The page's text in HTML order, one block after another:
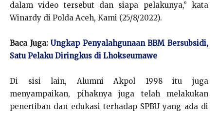
dalam video tersebut dan siapa pelakunya,” kata
Winardy di Polda Aceh, Kami (25/8/2022).
Baca Juga:Ungkap Penyalahgunaan BBM Bersubsidi,
Satu Pelaku Diringkus di Lhokseumawe
Di sisi lain, Alumni Akpol 1998 itu juga
menyampaikan, pihaknya juga telah melakukan
penertiban dan edukasi terhadap SPBU yang ada di